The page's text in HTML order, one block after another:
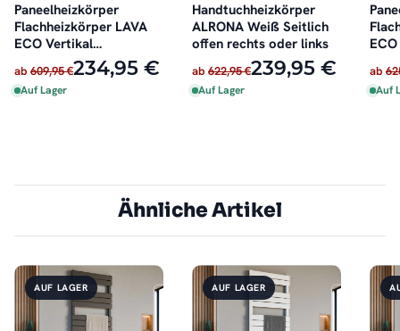
Paneelheizkörper
Flachheizkörper LAVA
ECO Vertikal
Doppellagig Weiß
ab 609,95 €234,95 €
Auf Lager
Handtuchheizkörper
ALRONA Weiß Seitlich
offen rechts oder links
ab 622,95 €239,95 €
Auf Lager
ab
Auf
Ähnliche Artikel
AUF LAGER AUF LAGER